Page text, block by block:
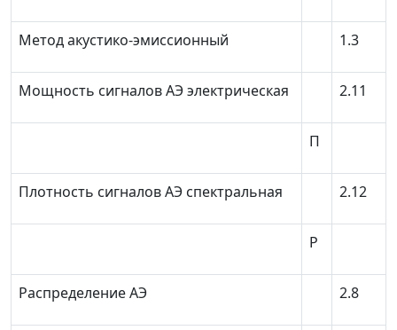
Метод акустико-эмиссионный 1.3
Мощность сигналов АЭ электрическая 2.11
П
Плотность сигналов АЭ спектральная 2.12
Р
Распределение АЭ 2.8